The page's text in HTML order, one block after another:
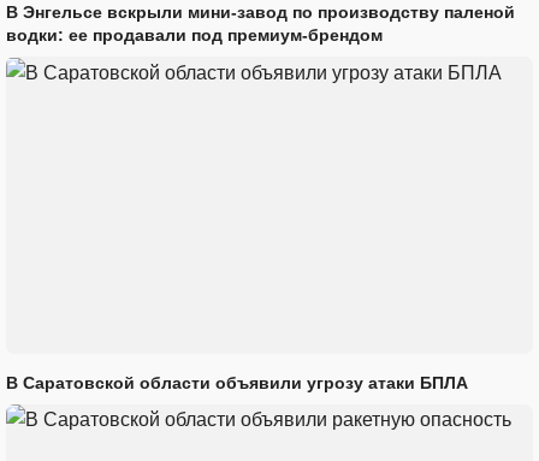
В Энгельсе вскрыли мини-завод по производству паленой
водки: ее продавали под премиум-брендом
В Саратовской области объявили угрозу атаки БПЛА